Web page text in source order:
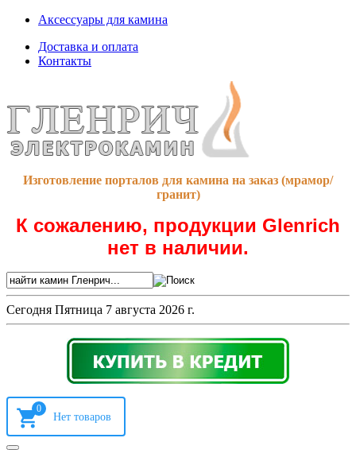
Аксессуары для камина
Доставка и оплата
Контакты
Изготовление порталов для камина на заказ (мрамор/
гранит)
К сожалению, продукции Glenrich
нет в наличии.
Сегодня Пятница 7 августа 2026 г.
0